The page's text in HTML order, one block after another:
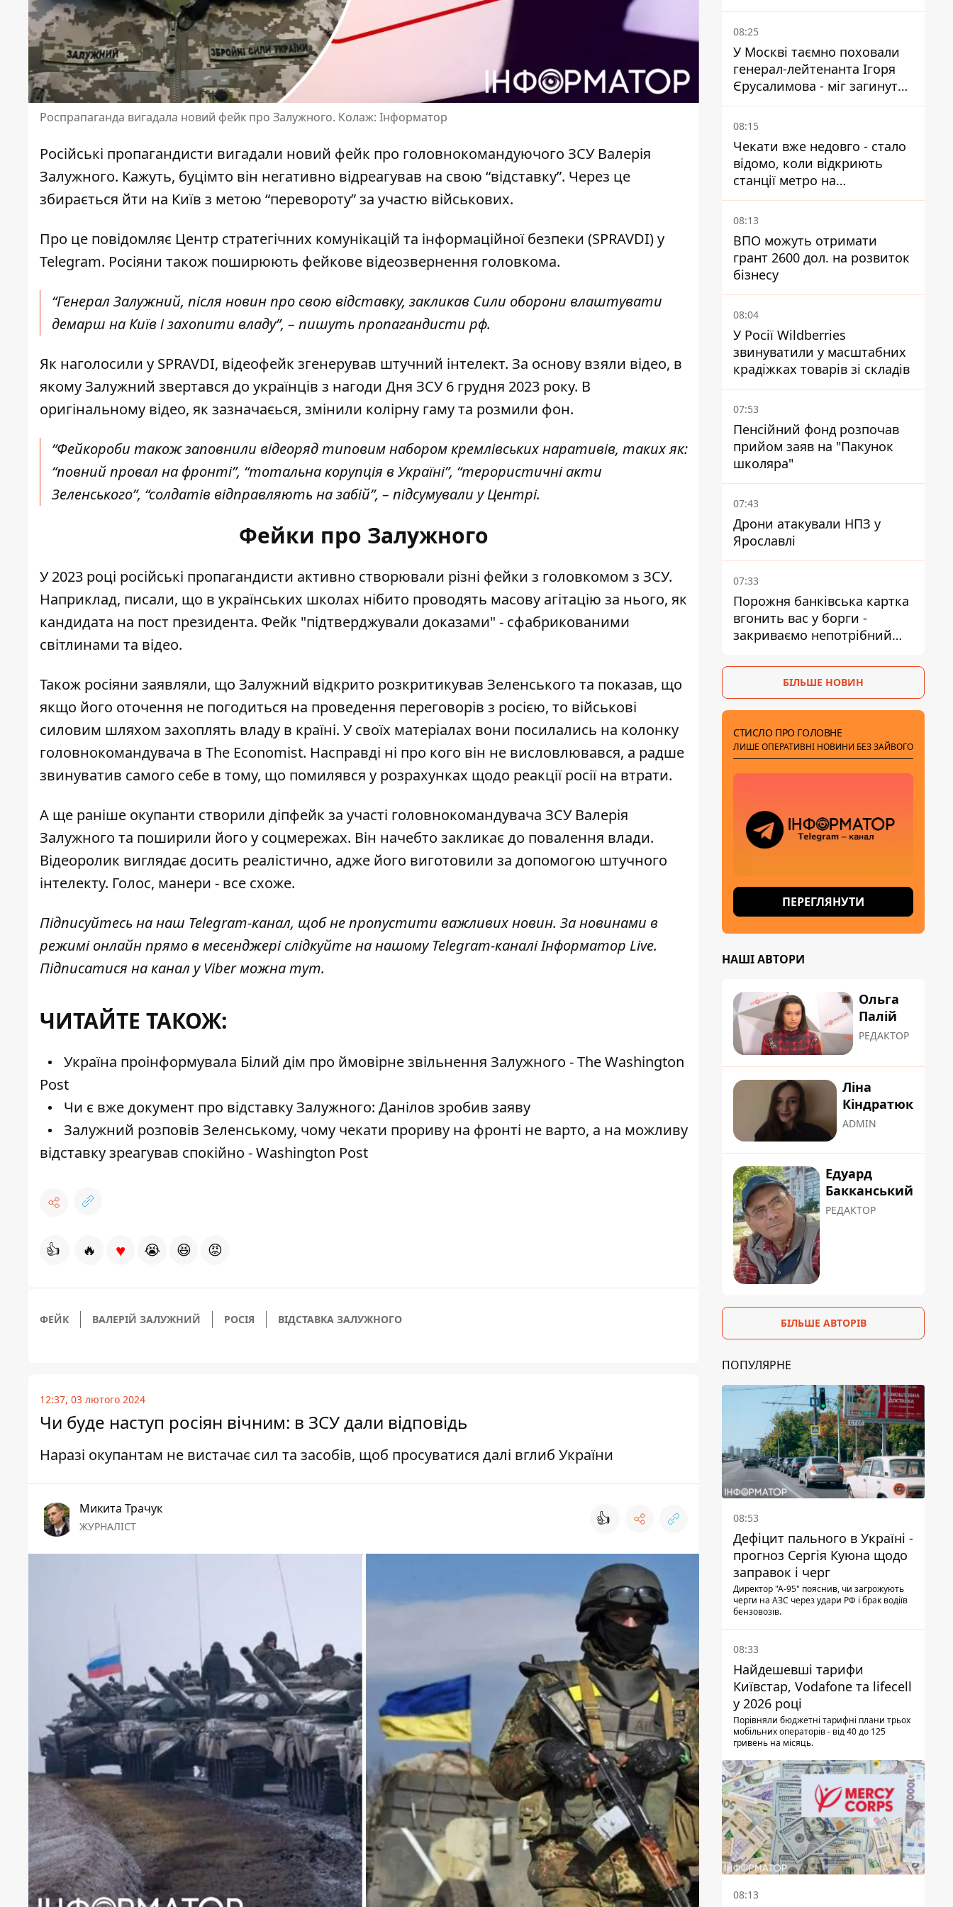
Роспрапаганда вигадала новий фейк про Залужного. Колаж: Інформатор
Російські пропагандисти вигадали новий фейк про головнокомандуючого ЗСУВалерія
Залужного. Кажуть, буцімто він негативно відреагував на свою “відставку”. Через це
збирається йти на Київ з метою “перевороту” за участю військових.
Про це повідомляє Центр стратегічних комунікацій та інформаційної безпеки (SPRAVDI) у
Telegram. Росіяни також поширюють фейкове відеозвернення головкома.
“Генерал Залужний, після новин про свою відставку, закликав Сили оборони влаштувати
демарш на Київ і захопити владу”, – пишуть пропагандисти рф.
Як наголосили у SPRAVDI, відеофейк згенерував штучний інтелект. За основу взяли відео, в
якому Залужний звертався до українців з нагоди Дня ЗСУ 6 грудня 2023 року. В
оригінальному відео, як зазначаєься, змінили колірну гаму та розмили фон.
“Фейкороби також заповнили відеоряд типовим набором кремлівських наративів, таких як:
“повний провал на фронті”, “тотальна корупція в Україні”, “терористичні акти
Зеленського”, “солдатів відправляють на забій”, – підсумували у Центрі.
Фейки про Залужного
У 2023 році російські пропагандисти активно створювали різні фейки з головкомом з ЗСУ.
Наприклад, писали, що в українських школах нібито проводять масову агітацію за нього, як
кандидата на пост президента. Фейк "підтверджували доказами" - сфабрикованими
світлинами та відео.
Також росіяни заявляли, що Залужний відкрито розкритикував Зеленського та показав, що
якщо його оточення не погодиться на проведення переговорів з росією, то військові
силовим шляхом захоплять владу в країні. У своїх матеріалах вони посилались на колонку
головнокомандувача в The Economist. Насправді ні про кого він не висловлювався, а радше
звинуватив самого себе в тому, що помилявся у розрахунках щодо реакції росії на втрати.
А ще раніше окупанти створили діпфейк за участі головнокомандувача ЗСУВалерія
Залужного та поширили його у соцмережах. Він начебто закликає до повалення влади.
Відеоролик виглядає досить реалістично, адже його виготовили за допомогою штучного
інтелекту. Голос, манери - все схоже.
Підписуйтесь на наш Telegram-канал, щоб не пропустити важливих новин. За новинами в
режимі онлайн прямо в месенджері слідкуйте на нашому Telegram-каналіІнформатор Live.
Підписатися на канал у Viber можнатут.
ЧИТАЙТЕ ТАКОЖ:
Україна проінформувала Білий дім про ймовірне звільнення Залужного - The Washington
Post
Чи є вже документ про відставку Залужного: Данілов зробив заяву
Залужний розповів Зеленському, чому чекати прориву на фронті не варто, а на можливу
відставку зреагував спокійно - Washington Post
👍 🔥 ♥ 😭 😆 😡
ФЕЙК ВАЛЕРІЙ ЗАЛУЖНИЙ РОСІЯ ВІДСТАВКА ЗАЛУЖНОГО
12:37, 03 лютого 2024
Чи буде наступ росіян вічним: в ЗСУ дали відповідь
Наразі окупантам не вистачає сил та засобів, щоб просуватися далі вглиб України
Микита Трачук
ЖУРНАЛІСТ 👍
08:25
У Москві таємно поховали
генерал-лейтенанта Ігоря
Єрусалимова - міг загинути
від вибуху в ресторані
08:15
Чекати вже недовго - стало
відомо, коли відкриють
станції метро на
Виноградарі
08:13
ВПО можуть отримати
грант 2600 дол. на розвиток
бізнесу
08:04
У Росії Wildberries
звинуватили у масштабних
крадіжках товарів зі складів
07:53
Пенсійний фонд розпочав
прийом заяв на "Пакунок
школяра"
07:43
Дрони атакували НПЗ у
Ярославлі
07:33
Порожня банківська картка
вгонить вас у борги -
закриваємо непотрібний
БІЛЬШЕ НОВИН
СТИСЛО ПРО ГОЛОВНЕ
ЛИШЕ ОПЕРАТИВНІ НОВИНИ БЕЗ ЗАЙВОГО
ПЕРЕГЛЯНУТИ
НАШІ АВТОРИ
Ольга
Палій
РЕДАКТОР
Ліна
Кіндратюк
ADMIN
Едуард
Бакканський
РЕДАКТОР
БІЛЬШЕ АВТОРІВ
ПОПУЛЯРНЕ
08:53
Дефіцит пального в Україні -
прогноз Сергія Куюна щодо
заправок і черг
Директор "А-95" пояснив, чи загрожують
черги на АЗС через удари РФ і брак водіїв
бензовозів.
08:33
Найдешевші тарифи
Київстар, Vodafone та lifecell
у 2026 році
Порівняли бюджетні тарифні плани трьох
мобільних операторів - від 40 до 125
гривень на місяць.
08:13